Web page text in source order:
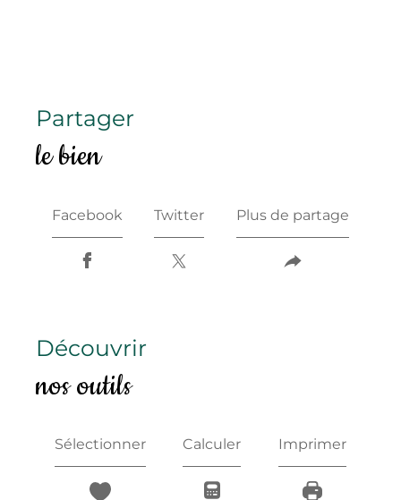
partager
le bien
Facebook Twitter Plus de partage
découvrir
nos outils
Sélectionner Calculer Imprimer